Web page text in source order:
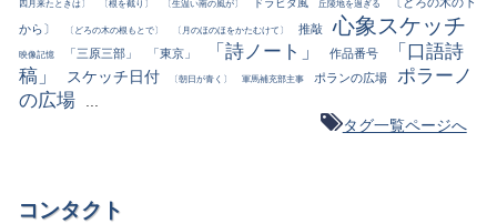
四月来たときは〕 〔根を截り〕 〔生温い南の風が〕 丘陵地を過ぎる
から〕
〔どろの木の根もとで〕 〔月のほのほをかたむけて〕 推敲 心象スケッチ
映像記憶 「三原三部」 「東京」 「詩ノート」 作品番号
「口語詩
稿」
スケッチ日付 〔朝日が青く〕 軍馬補充部主事 ポランの広場
ポラーノ
の広場
タグ一覧ページへ
コンタクト